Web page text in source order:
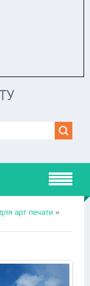
арт печати »